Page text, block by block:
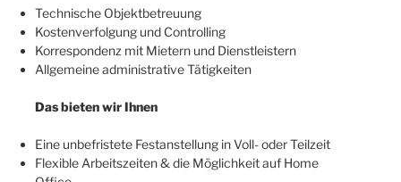
Technische Objektbetreuung
Kostenverfolgung und Controlling
Korrespondenz mit Mietern und Dienstleistern
Allgemeine administrative Tätigkeiten
Das bieten wir Ihnen
Eine unbefristete Festanstellung in Voll- oder Teilzeit
Flexible Arbeitszeiten & die Möglichkeit auf Home